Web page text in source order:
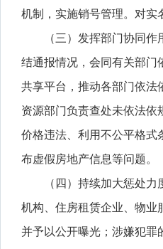
机制，实施销号管理。对实
（三）发挥部门协同
结通报情况，会同有关部门
共享平台，推动各部门依法
资源部门负责查处未依法
价格违法、利用不公平格式
布虚假房地产信息等问题。
（四）持续加大惩处
机构、住房租赁企业、物业
并予以公开曝光；涉嫌犯罪